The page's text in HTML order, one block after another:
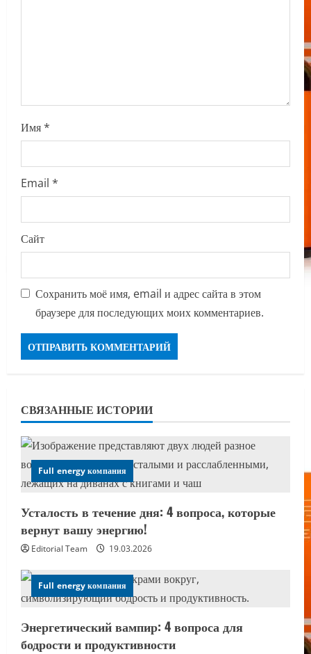
Имя*
Email *
Сайт
Сохранить моё имя, email и адрес сайта в этом
браузере для последующих моих комментариев.
СВЯЗАННЫЕ ИСТОРИИ
Full energy компания
Усталость в течение дня: 4 вопроса, которые
вернут вашу энергию!
Editorial Team 19.03.2026
Full energy компания
Энергетический вампир: 4 вопроса для
бодрости и продуктивности